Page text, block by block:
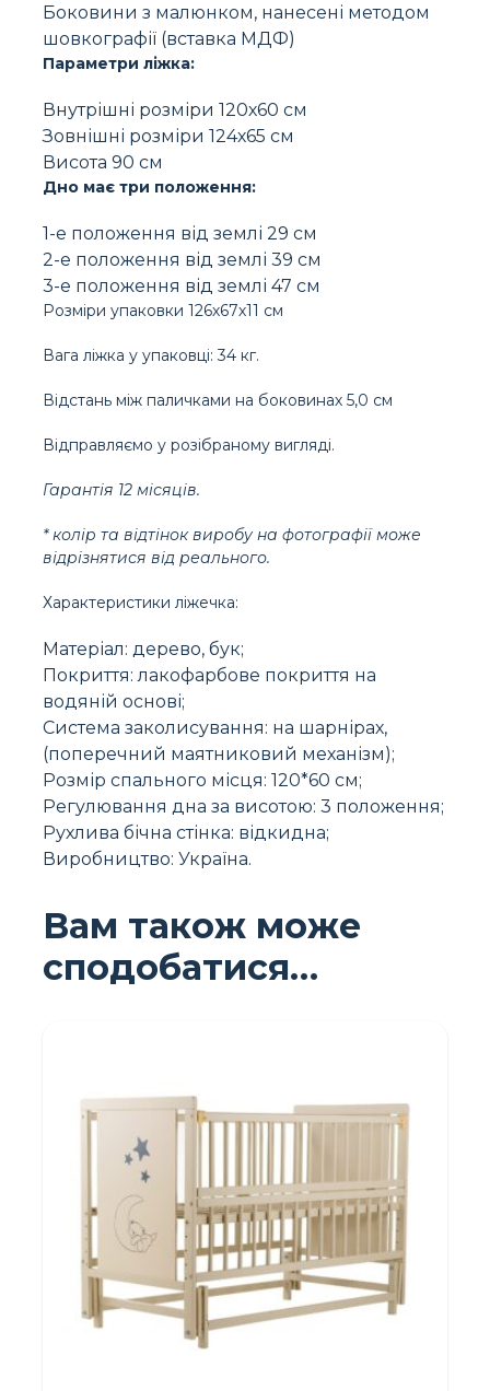
Боковини з малюнком, нанесені методом
шовкографії (вставка МДФ)
Параметри ліжка:
Внутрішні розміри 120х60 см
Зовнішні розміри 124х65 см
Висота 90 см
Дно має три положення:
1-е положення від землі 29 см
2-е положення від землі 39 см
3-е положення від землі 47 см
Розміри упаковки 126х67х11 см
Вага ліжка у упаковці: 34 кг.
Відстань між паличками на боковинах 5,0 см
Відправляємо у розібраному вигляді.
Гарантія 12 місяців.
* колір та відтінок виробу на фотографії може
відрізнятися від реального.
Характеристики ліжечка:
Матеріал: дерево, бук;
Покриття: лакофарбове покриття на
водяній основі;
Система заколисування: на шарнірах,
(поперечний маятниковий механізм);
Розмір спального місця: 120*60 см;
Регулювання дна за висотою: 3 положення;
Рухлива бічна стінка: відкидна;
Виробництво: Україна.
Вам також може
сподобатися…